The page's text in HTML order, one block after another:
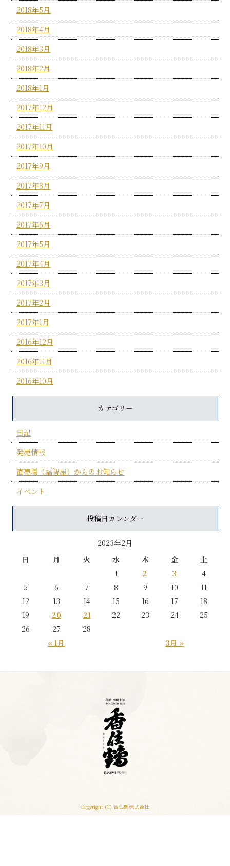
2018年5月
2018年4月
2018年3月
2018年2月
2018年1月
2017年12月
2017年11月
2017年10月
2017年9月
2017年8月
2017年7月
2017年6月
2017年5月
2017年4月
2017年3月
2017年2月
2017年1月
2016年12月
2016年11月
2016年10月
カテゴリー
日記
発売情報
直売場（福智屋）からのお知らせ
イベント
投稿日カレンダー
2023年2月
日
月 火 水 木 金 土
« 1月 3月 »
1 2 3
4
5
6 7 8 9 10
11
12
13 14 15 16 17
18
19
20 21 22 23 24
25
26
27 28
Copyright (C) 香住鶴株式会社